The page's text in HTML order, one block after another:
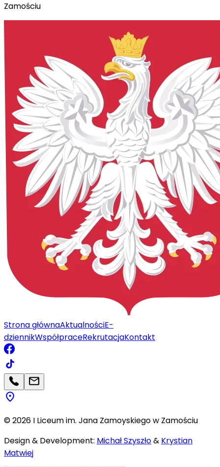
Zamościu
Strona głównaAktualnościE-
dziennikWspółpraceRekrutacjaKontakt
©2026 I Liceum im. Jana Zamoyskiego w Zamościu
Design & Development: Michał Szyszło& Krystian
Matwiej